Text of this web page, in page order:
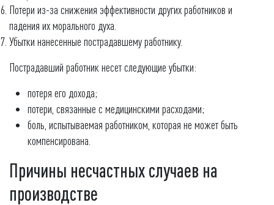
Потери из-за снижения эффективности других работников и
падения их морального духа.
Убытки нанесенные пострадавшему работнику.
Пострадавший работник несет следующие убытки:
потеря его дохода;
потери, связанные с медицинскими расходами;
боль, испытываемая работником, которая не может быть
компенсирована.
Причины несчастных случаев на
производстве